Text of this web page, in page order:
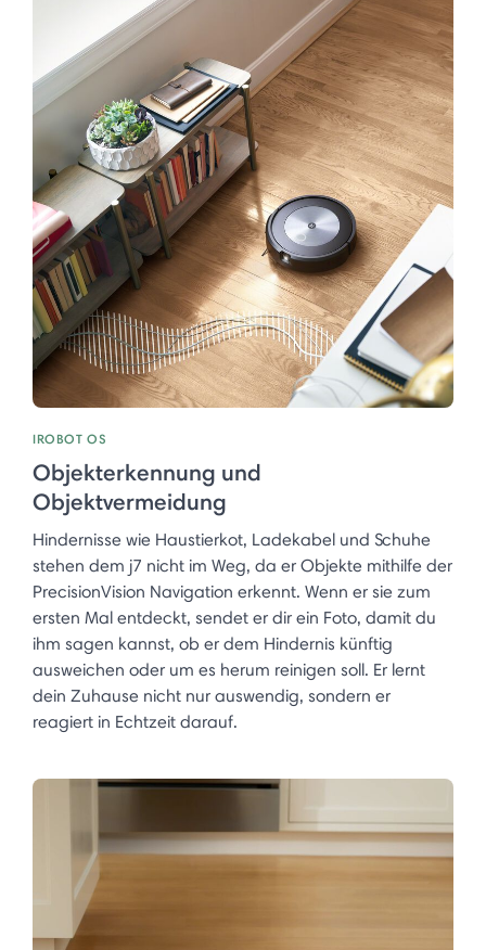
IROBOT OS
Objekterkennung und
Objektvermeidung
Hindernisse wie Haustierkot, Ladekabel und Schuhe
stehen dem j7 nicht im Weg, da er Objekte mithilfe der
PrecisionVision Navigation erkennt. Wenn er sie zum
ersten Mal entdeckt, sendet er dir ein Foto, damit du
ihm sagen kannst, ob er dem Hindernis künftig
ausweichen oder um es herum reinigen soll. Er lernt
dein Zuhause nicht nur auswendig, sondern er
reagiert in Echtzeit darauf. ​